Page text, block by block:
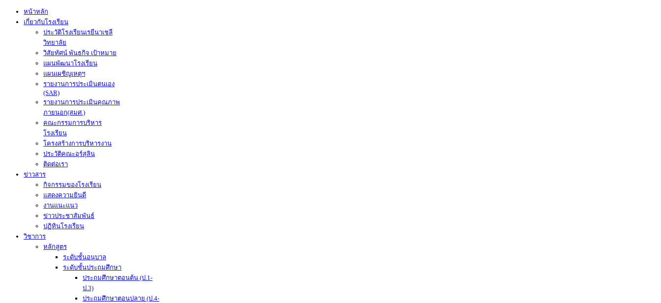
หน้าหลัก
เกี่ยวกับโรงเรียน
ประวัติโรงเรียนเรยีนาเชลี
วิทยาลัย
วิสัยทัศน์ พันธกิจ เป้าหมาย
แผนพัฒนาโรงเรียน
แผนเผชิญเหตุฯ
รายงานการประเมินตนเอง
(SAR)
รายงานการประเมินคุณภาพ
ภายนอก(สมศ.)
คณะกรรมการบริหาร
โรงเรียน
โครงสร้างการบริหารงาน
ประวัติคณะอุร์สุลิน
ติดต่อเรา
ข่าวสาร
กิจกรรมของโรงเรียน
แสดงความยินดี
งานแนะแนว
ข่าวประชาสัมพันธ์
ปฏิทินโรงเรียน
วิชาการ
หลักสูตร
ระดับชั้นอนุบาล
ระดับชั้นประถมศึกษา
ประถมศึกษาตอนต้น (ป.1-
ป.3)
ประถมศึกษาตอนปลาย (ป.4-